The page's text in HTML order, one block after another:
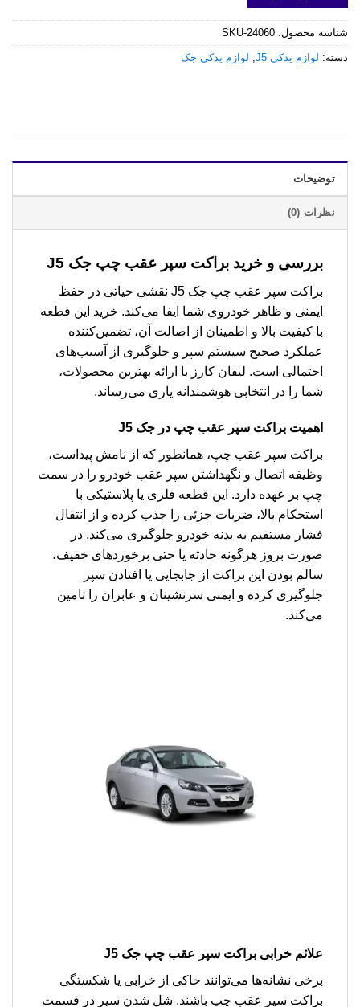
شناسه محصول: SKU-24060
دسته: لوازم یدکی J5 , لوازم یدکی جک
توضیحات
نظرات (0)
بررسی و خرید براکت سپر عقب چپ جک J5
براکت سپر عقب چپ جک J5 نقشی حیاتی در حفظ
ایمنی و ظاهر خودروی شما ایفا می‌کند. خرید این قطعه
با کیفیت بالا و اطمینان از اصالت آن، تضمین‌کننده
عملکرد صحیح سیستم سپر و جلوگیری از آسیب‌های
احتمالی است. لیفان کارز با ارائه بهترین محصولات،
شما را در انتخابی هوشمندانه یاری می‌رساند.
اهمیت براکت سپر عقب چپ در جک J5
براکت سپر عقب چپ، همانطور که از نامش پیداست،
وظیفه اتصال و نگهداشتن سپر عقب خودرو را در سمت
چپ بر عهده دارد. این قطعه فلزی یا پلاستیکی با
استحکام بالا، ضربات جزئی را جذب کرده و از انتقال
فشار مستقیم به بدنه خودرو جلوگیری می‌کند. در
صورت بروز هرگونه حادثه یا حتی برخوردهای خفیف،
سالم بودن این براکت از جابجایی یا افتادن سپر
جلوگیری کرده و ایمنی سرنشینان و عابران را تامین
می‌کند.
علائم خرابی براکت سپر عقب چپ جک J5
برخی نشانه‌ها می‌توانند حاکی از خرابی یا شکستگی
براکت سپر عقب چپ باشند. شل شدن سپر در قسمت